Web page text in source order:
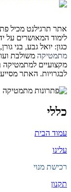
אתר תרגילנט מכיל
לימוד המאושרים על
כגון: יואל גבע, בני
מתמטיקה משולבת
מקצועיים למתמטיקה
לבגרויות. האתר
כללי
עמוד הבית
עלינו
רכישת מנוי
תקנון